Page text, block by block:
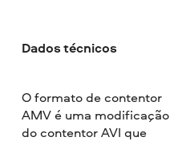
Dados técnicos
O formato de contentor
AMV é uma modificação
do contentor AVI que